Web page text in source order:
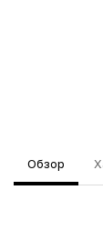
Обзор